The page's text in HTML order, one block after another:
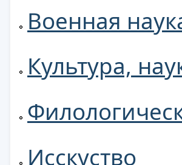
Военная
Культура,
Исскуство